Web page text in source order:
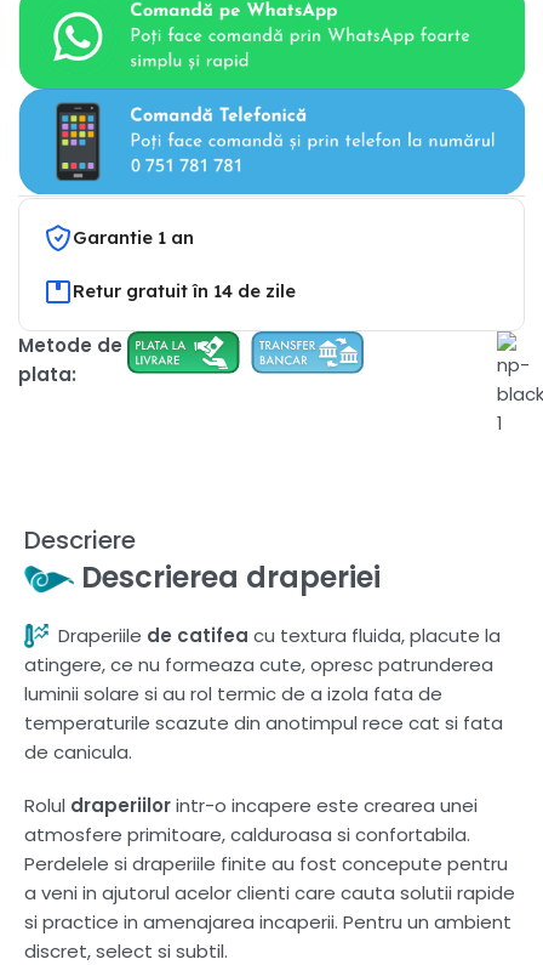
Garantie 1 an
Retur gratuit în 14 de zile
Metode de
plata:
Descriere
Descrierea draperiei
Draperiile de catifea cu textura fluida, placute la
atingere, ce nu formeaza cute, opresc patrunderea
luminii solare si au rol termic de a izola fata de
temperaturile scazute din anotimpul rece cat si fata
de canicula.
Rolul draperiilorintr-o incapere este crearea unei
atmosfere primitoare, calduroasa si confortabila.
Perdelele si draperiile finite au fost concepute pentru
a veni in ajutorul acelor clienti care cauta solutii rapide
si practice in amenajarea incaperii. Pentru un ambient
discret, select si subtil.